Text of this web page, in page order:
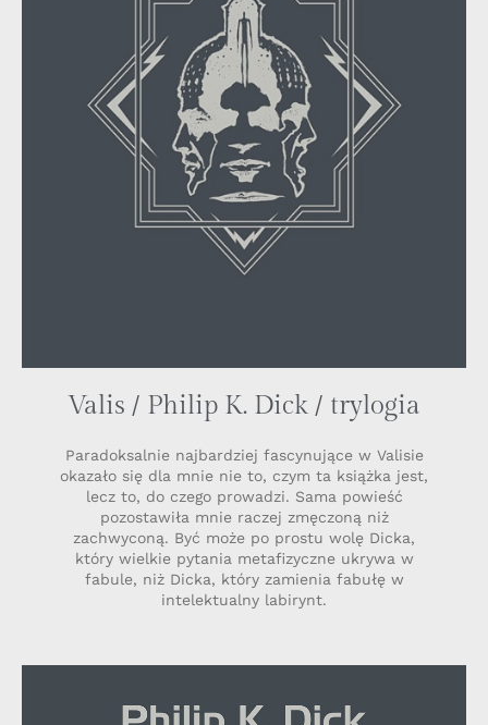
Valis / Philip K. Dick / trylogia
Paradoksalnie najbardziej fascynujące w Valisie
okazało się dla mnie nie to, czym ta książka jest,
lecz to, do czego prowadzi. Sama powieść
pozostawiła mnie raczej zmęczoną niż
zachwyconą. Być może po prostu wolę Dicka,
który wielkie pytania metafizyczne ukrywa w
fabule, niż Dicka, który zamienia fabułę w
intelektualny labirynt.